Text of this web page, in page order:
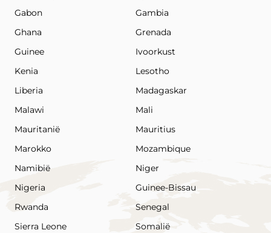
Gabon
Gambia
Ghana
Grenada
Guinee
Ivoorkust
Kenia
Lesotho
Liberia
Madagaskar
Malawi
Mali
Mauritanië
Mauritius
Marokko
Mozambique
Namibië
Niger
Nigeria
Guinee-Bissau
Rwanda
Senegal
Sierra Leone
Somalië